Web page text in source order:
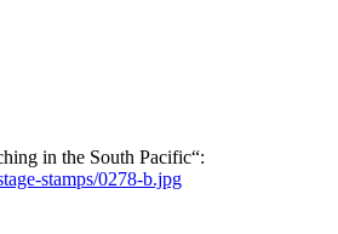
in the South Pacific“:
stamps/0278-b.jpg